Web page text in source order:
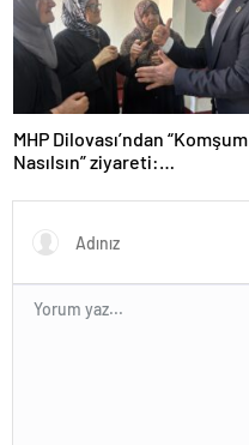
MHP Dilovası’ndan “Komşum
Nasılsın” ziyareti:
insan var”